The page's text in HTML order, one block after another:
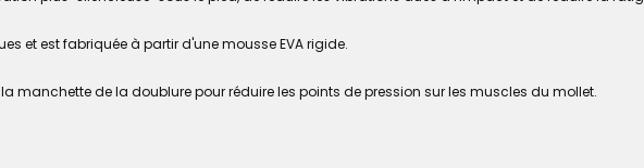
et est fabriquée à partir d'une mousse EVA rigide.
manchette de la doublure pour réduire les points de pression sur les muscles du mollet.